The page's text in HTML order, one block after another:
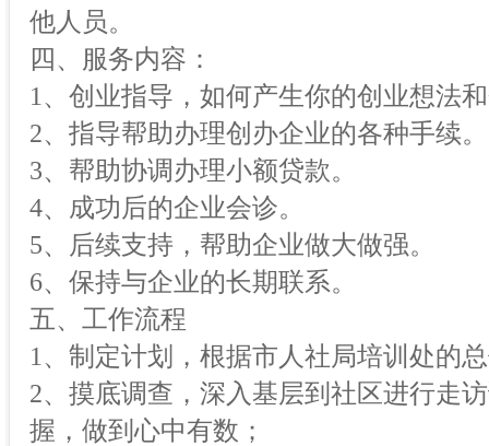
他人员。
四、服务内容：
1、创业指导，如何产生你的创业想法
2、指导帮助办理创办企业的各种手续。
3、帮助协调办理小额贷款。
4、成功后的企业会诊。
5、后续支持，帮助企业做大做强。
6、保持与企业的长期联系。
五、工作流程
1、制定计划，根据市人社局培训处的
2、摸底调查，深入基层到社区进行走
握，做到心中有数；